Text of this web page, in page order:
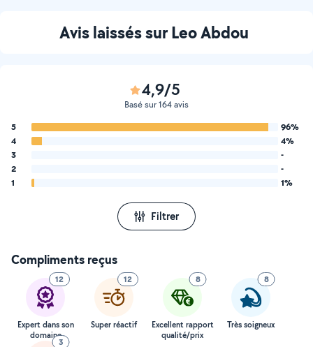
Avis laissés sur Leo Abdou
4,9/5
Basé sur 164 avis
5
96%
4
4%
3
-
2
-
1
1%
Filtrer
Compliments reçus
12
Expert dans son
domaine
12
Super réactif
8
Excellent rapport
qualité/prix
8
Très soigneux
3